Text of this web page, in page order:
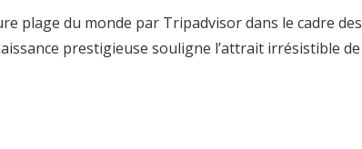
plage du monde par Tripadvisor dans le cadre des
prestigieuse souligne l’attrait irrésistible de